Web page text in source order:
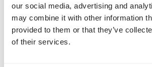
our social media, advertising and
may combine it with other information
provided to them or that they’ve
of their services.
Analytische bestanddelen
ruw eiwit 10,5%
ruwe celstof 5%